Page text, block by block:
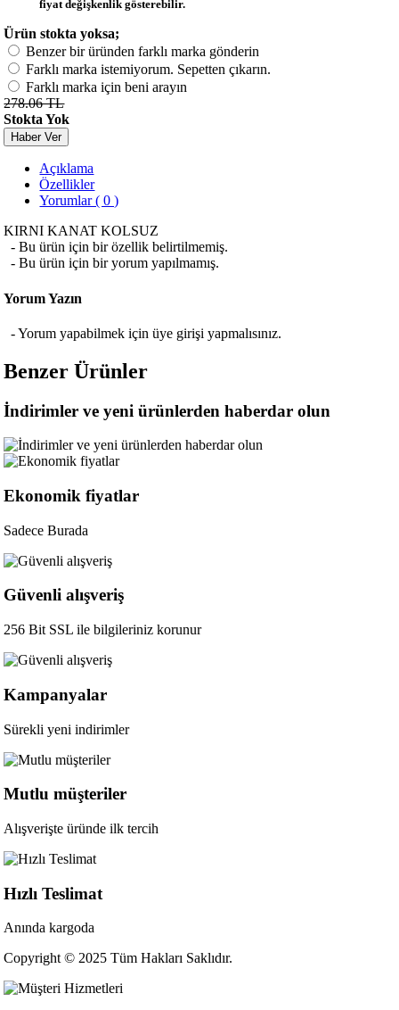
fiyat değişkenlik gösterebilir.
Ürün stokta yoksa;
Benzer bir üründen farklı marka gönderin
Farklı marka istemiyorum. Sepetten çıkarın.
Farklı marka için beni arayın
278.06 TL
Stokta Yok
Haber Ver
Açıklama
Özellikler
Yorumlar ( 0 )
KIRNI KANAT KOLSUZ
- Bu ürün için bir özellik belirtilmemiş.
- Bu ürün için bir yorum yapılmamış.
Yorum Yazın
- Yorum yapabilmek için üye girişi yapmalısınız.
Benzer Ürünler
İndirimler ve yeni ürünlerden haberdar olun
Ekonomik fiyatlar
Sadece Burada
Güvenli alışveriş
256 Bit SSL ile bilgileriniz korunur
Kampanyalar
Sürekli yeni indirimler
Mutlu müşteriler
Alışverişte üründe ilk tercih
Hızlı Teslimat
Anında kargoda
Copyright © 2025 Tüm Hakları Saklıdır.